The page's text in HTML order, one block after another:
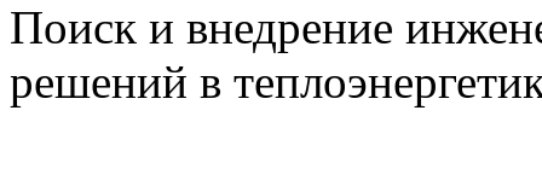
Поиск и внедрение
решений в